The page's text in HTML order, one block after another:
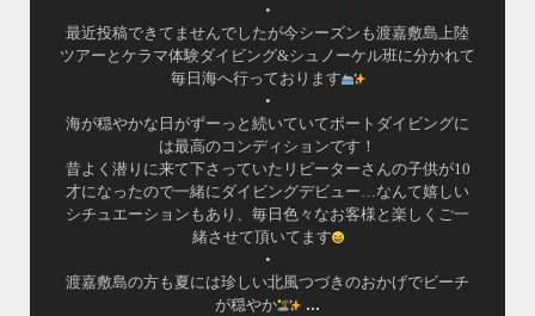
•
最近投稿できてませんでしたが今シーズンも渡嘉敷島上陸
ツアーとケラマ体験ダイビング&シュノーケル班に分かれて
毎日海へ行っております
•
海が穏やかな日がずーっと続いていてボートダイビングに
は最高のコンディションです！
昔よく潜りに来て下さっていたリピーターさんの子供が10
才になったので一緒にダイビングデビュー…なんて嬉しい
シチュエーションもあり、毎日色々なお客様と楽しくご一
緒させて頂いてます
•
渡嘉敷島の方も夏には珍しい北風つづきのおかげでビーチ
が穏やか
...